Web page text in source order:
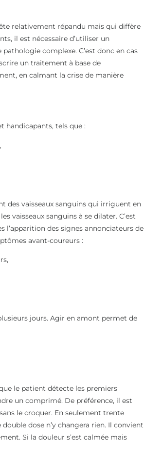
relativement répandu mais qui diffère
il est nécessaire d’utiliser un
complexe. C’est donc en cas
un traitement à base de
en calmant la crise de manière
handicapants, tels que :
des vaisseaux sanguins qui irriguent en
vaisseaux sanguins à se dilater. C’est
des signes annonciateurs de
avant-coureurs :
jours. Agir en amont permet de
le patient détecte les premiers
un comprimé. De préférence, il est
le croquer. En seulement trente
dose n’y changera rien. Il convient
Si la douleur s’est calmée mais